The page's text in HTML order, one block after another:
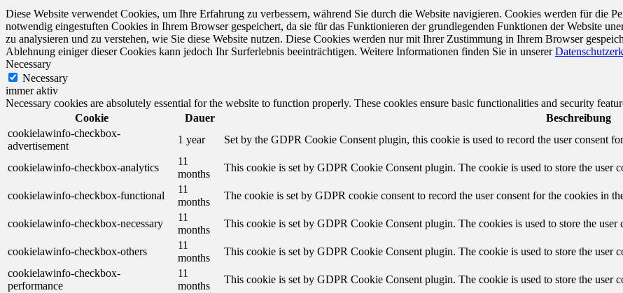
Diese Website verwendet Cookies, um Ihre Erfahrung zu verbessern, während Sie durch die Website navigieren. Cookies werden für die
notwendig eingestuften Cookies in Ihrem Browser gespeichert, da sie für das Funktionieren der grundlegenden Funktionen der Website
zu analysieren und zu verstehen, wie Sie diese Website nutzen. Diese Cookies werden nur mit Ihrer Zustimmung in Ihrem Browser
Ablehnung einiger dieser Cookies kann jedoch Ihr Surferlebnis beeinträchtigen. Weitere Informationen finden Sie in unserer
Necessary
Necessary
immer aktiv
Necessary cookies are absolutely essential for the website to function properly. These cookies ensure basic functionalities and security
Cookie
Dauer
Beschreibung
cookielawinfo-checkbox-
advertisement
1 year Set by the GDPR Cookie Consent plugin, this cookie is used to record the user consent
cookielawinfo-checkbox-analytics
11
months
This cookie is set by GDPR Cookie Consent plugin. The cookie is used to store the user
cookielawinfo-checkbox-functional
11
months
The cookie is set by GDPR cookie consent to record the user consent for the cookies in
cookielawinfo-checkbox-necessary
11
months
This cookie is set by GDPR Cookie Consent plugin. The cookies is used to store the
cookielawinfo-checkbox-others
11
months
This cookie is set by GDPR Cookie Consent plugin. The cookie is used to store the user
cookielawinfo-checkbox-
performance
11
months
This cookie is set by GDPR Cookie Consent plugin. The cookie is used to store the user